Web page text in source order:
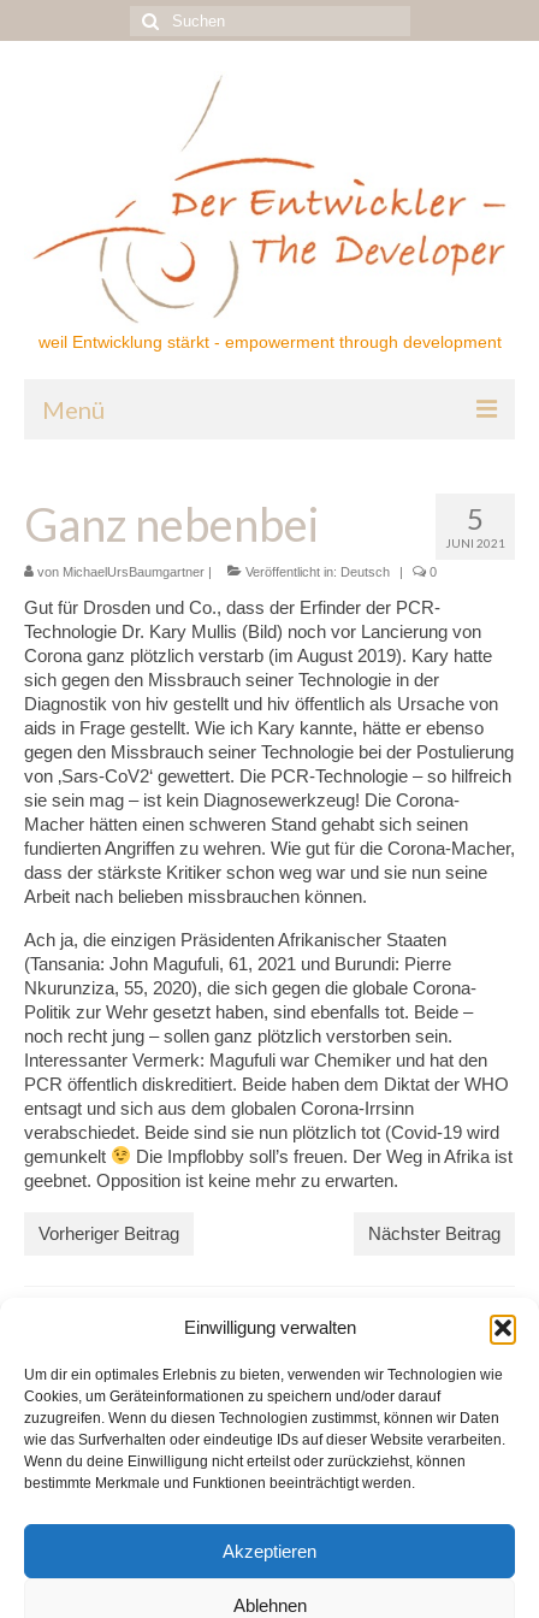
Einwilligung verwalten
Um dir ein optimales Erlebnis zu bieten, verwenden wir Technologien wie
Cookies, um Geräteinformationen zu speichern und/oder darauf
zuzugreifen. Wenn du diesen Technologien zustimmst, können wir Daten
wie das Surfverhalten oder eindeutige IDs auf dieser Website verarbeiten.
Wenn du deine Einwilligung nicht erteilst oder zurückziehst, können
bestimmte Merkmale und Funktionen beeinträchtigt werden.
Akzeptieren
Ablehnen
Suchen
nach:
weil Entwicklung stärkt - empowerment through development
Menü
Über mich
Glossar
Blog
Links
Kontakt
5
JUNI 2021
Ganz nebenbei
von MichaelUrsBaumgartner | Veröffentlicht in: Deutsch | 0
Gut für Drosden und Co., dass der Erfinder der PCR-
Technologie Dr. Kary Mullis (Bild) noch vor Lancierung von
Corona ganz plötzlich verstarb (im August 2019). Kary hatte
sich gegen den Missbrauch seiner Technologie in der
Diagnostik von hiv gestellt und hiv öffentlich als Ursache von
aids in Frage gestellt. Wie ich Kary kannte, hätte er ebenso
gegen den Missbrauch seiner Technologie bei der Postulierung
von ‚Sars-CoV2‘ gewettert. Die PCR-Technologie – so hilfreich
sie sein mag – ist kein Diagnosewerkzeug! Die Corona-
Macher hätten einen schweren Stand gehabt sich seinen
fundierten Angriffen zu wehren. Wie gut für die Corona-Macher,
dass der stärkste Kritiker schon weg war und sie nun seine
Arbeit nach belieben missbrauchen können.
Ach ja, die einzigen Präsidenten Afrikanischer Staaten
(Tansania: John Magufuli, 61, 2021 und Burundi: Pierre
Nkurunziza, 55, 2020), die sich gegen die globale Corona-
Politik zur Wehr gesetzt haben, sind ebenfalls tot. Beide –
noch recht jung – sollen ganz plötzlich verstorben sein.
Interessanter Vermerk: Magufuli war Chemiker und hat den
PCR öffentlich diskreditiert. Beide haben dem Diktat der WHO
entsagt und sich aus dem globalen Corona-Irrsinn
verabschiedet. Beide sind sie nun plötzlich tot (Covid-19 wird
gemunkelt
Die Impflobby soll’s freuen. Der Weg in Afrika ist
geebnet. Opposition ist keine mehr zu erwarten.
Vorheriger Beitrag Nächster Beitrag